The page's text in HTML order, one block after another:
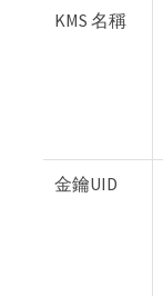
KMS 名稱
金鑰UID